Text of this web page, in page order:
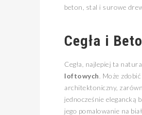
beton, stal i surowe
Cegła i
Cegła, najlepiej ta
loftowych. Może
architektoniczny,
jednocześnie elegancką
jego pomalowanie na